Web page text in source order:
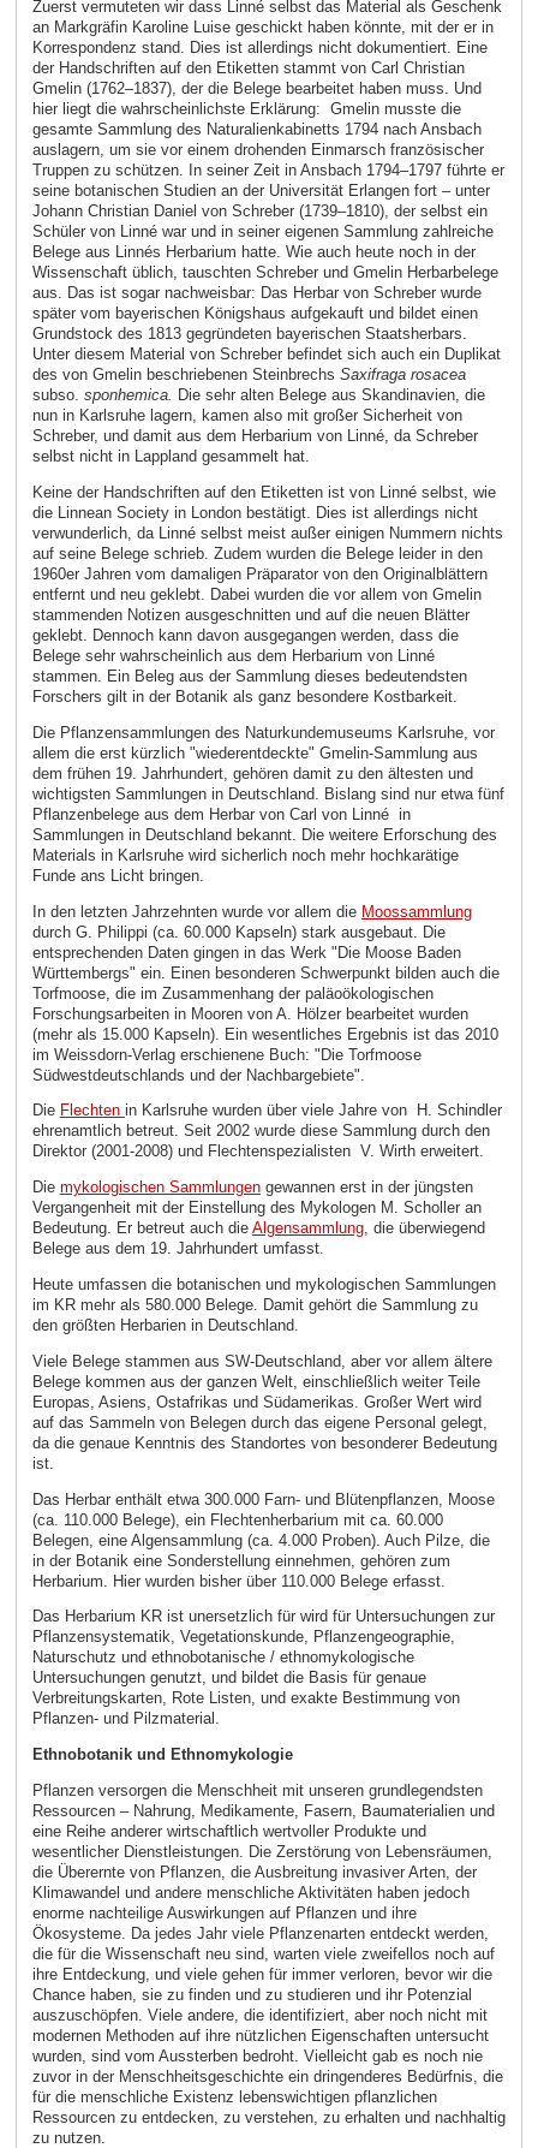
Zuerst vermuteten wir dass Linné selbst das Material als Geschenk
an Markgräfin Karoline Luise geschickt haben könnte, mit der er in
Korrespondenz stand. Dies ist allerdings nicht dokumentiert. Eine
der Handschriften auf den Etiketten stammt von Carl Christian
Gmelin (1762–1837), der die Belege bearbeitet haben muss. Und
hier liegt die wahrscheinlichste Erklärung: Gmelin musste die
gesamte Sammlung des Naturalienkabinetts 1794 nach Ansbach
auslagern, um sie vor einem drohenden Einmarsch französischer
Truppen zu schützen. In seiner Zeit in Ansbach 1794–1797 führte er
seine botanischen Studien an der Universität Erlangen fort – unter
Johann Christian Daniel von Schreber (1739–1810), der selbst ein
Schüler von Linné war und in seiner eigenen Sammlung zahlreiche
Belege aus Linnés Herbarium hatte. Wie auch heute noch in der
Wissenschaft üblich, tauschten Schreber und Gmelin Herbarbelege
aus. Das ist sogar nachweisbar: Das Herbar von Schreber wurde
später vom bayerischen Königshaus aufgekauft und bildet einen
Grundstock des 1813 gegründeten bayerischen Staatsherbars.
Unter diesem Material von Schreber befindet sich auch ein Duplikat
des von Gmelin beschriebenen Steinbrechs Saxifraga rosacea
subso. sponhemica. Die sehr alten Belege aus Skandinavien, die
nun in Karlsruhe lagern, kamen also mit großer Sicherheit von
Schreber, und damit aus dem Herbarium von Linné, da Schreber
selbst nicht in Lappland gesammelt hat.
Keine der Handschriften auf den Etiketten ist von Linné selbst, wie
die Linnean Society in London bestätigt. Dies ist allerdings nicht
verwunderlich, da Linné selbst meist außer einigen Nummern nichts
auf seine Belege schrieb. Zudem wurden die Belege leider in den
1960er Jahren vom damaligen Präparator von den Originalblättern
entfernt und neu geklebt. Dabei wurden die vor allem von Gmelin
stammenden Notizen ausgeschnitten und auf die neuen Blätter
geklebt. Dennoch kann davon ausgegangen werden, dass die
Belege sehr wahrscheinlich aus dem Herbarium von Linné
stammen. Ein Beleg aus der Sammlung dieses bedeutendsten
Forschers gilt in der Botanik als ganz besondere Kostbarkeit.
Die Pflanzensammlungen des Naturkundemuseums Karlsruhe, vor
allem die erst kürzlich "wiederentdeckte" Gmelin-Sammlung aus
dem frühen 19. Jahrhundert, gehören damit zu den ältesten und
wichtigsten Sammlungen in Deutschland. Bislang sind nur etwa fünf
Pflanzenbelege aus dem Herbar von Carl von Linné in
Sammlungen in Deutschland bekannt. Die weitere Erforschung des
Materials in Karlsruhe wird sicherlich noch mehr hochkarätige
Funde ans Licht bringen.
In den letzten Jahrzehnten wurde vor allem die Moossammlung
durch G. Philippi (ca. 60.000 Kapseln) stark ausgebaut. Die
entsprechenden Daten gingen in das Werk "Die Moose Baden
Württembergs" ein. Einen besonderen Schwerpunkt bilden auch die
Torfmoose, die im Zusammenhang der paläoökologischen
Forschungsarbeiten in Mooren von A. Hölzer bearbeitet wurden
(mehr als 15.000 Kapseln). Ein wesentliches Ergebnis ist das 2010
im Weissdorn-Verlag erschienene Buch: "Die Torfmoose
Südwestdeutschlands und der Nachbargebiete".
Die Flechten in Karlsruhe wurden über viele Jahre von
H. Schindler
ehrenamtlich betreut. Seit 2002 wurde diese Sammlung durch den
Direktor (2001-2008) und Flechtenspezialisten V. Wirth erweitert.
Die mykologischen Sammlungengewannen erst in der jüngsten
Vergangenheit mit der Einstellung des Mykologen M. Scholler an
Bedeutung. Er betreut auch die Algensammlung, die überwiegend
Belege aus dem 19. Jahrhundert umfasst.
Heute umfassen die botanischen und mykologischen Sammlungen
im KR mehr als 580.000 Belege. Damit gehört die Sammlung zu
den größten Herbarien in Deutschland.
Viele Belege stammen aus SW-Deutschland, aber vor allem ältere
Belege kommen aus der ganzen Welt, einschließlich weiter Teile
Europas, Asiens, Ostafrikas und Südamerikas. Großer Wert wird
auf das Sammeln von Belegen durch das eigene Personal gelegt,
da die genaue Kenntnis des Standortes von besonderer Bedeutung
ist.
Das Herbar enthält etwa 300.000 Farn- und Blütenpflanzen, Moose
(ca. 110.000 Belege), ein Flechtenherbarium mit ca. 60.000
Belegen, eine Algensammlung (ca. 4.000 Proben). Auch Pilze, die
in der Botanik eine Sonderstellung einnehmen, gehören zum
Herbarium. Hier wurden bisher über 110.000 Belege erfasst.
Das Herbarium KR ist unersetzlich für wird für Untersuchungen zur
Pflanzensystematik, Vegetationskunde, Pflanzengeographie,
Naturschutz und ethnobotanische / ethnomykologische
Untersuchungen genutzt, und bildet die Basis für genaue
Verbreitungskarten, Rote Listen, und exakte Bestimmung von
Pflanzen- und Pilzmaterial.
Ethnobotanik und Ethnomykologie
Pflanzen versorgen die Menschheit mit unseren grundlegendsten
Ressourcen – Nahrung, Medikamente, Fasern, Baumaterialien und
eine Reihe anderer wirtschaftlich wertvoller Produkte und
wesentlicher Dienstleistungen. Die Zerstörung von Lebensräumen,
die Überernte von Pflanzen, die Ausbreitung invasiver Arten, der
Klimawandel und andere menschliche Aktivitäten haben jedoch
enorme nachteilige Auswirkungen auf Pflanzen und ihre
Ökosysteme. Da jedes Jahr viele Pflanzenarten entdeckt werden,
die für die Wissenschaft neu sind, warten viele zweifellos noch auf
ihre Entdeckung, und viele gehen für immer verloren, bevor wir die
Chance haben, sie zu finden und zu studieren und ihr Potenzial
auszuschöpfen. Viele andere, die identifiziert, aber noch nicht mit
modernen Methoden auf ihre nützlichen Eigenschaften untersucht
wurden, sind vom Aussterben bedroht. Vielleicht gab es noch nie
zuvor in der Menschheitsgeschichte ein dringenderes Bedürfnis, die
für die menschliche Existenz lebenswichtigen pflanzlichen
Ressourcen zu entdecken, zu verstehen, zu erhalten und nachhaltig
zu nutzen.